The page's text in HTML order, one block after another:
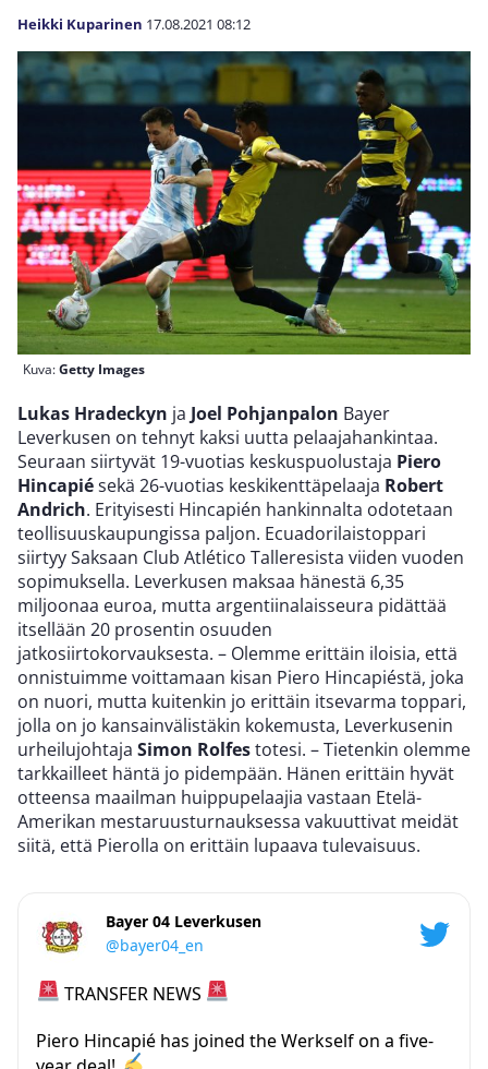
Heikki Kuparinen 17.08.2021 08:12
Kuva:Getty Images
Lukas Hradeckyn ja Joel Pohjanpalon Bayer
Leverkusen on tehnyt kaksi uutta pelaajahankintaa.
Seuraan siirtyvät 19-vuotias keskuspuolustaja Piero
Hincapiésekä 26-vuotias keskikenttäpelaaja Robert
Andrich. Erityisesti Hincapién hankinnalta odotetaan
teollisuuskaupungissa paljon. Ecuadorilaistoppari
siirtyy Saksaan Club Atlético Talleresista viiden vuoden
sopimuksella. Leverkusen maksaa hänestä 6,35
miljoonaa euroa, mutta argentiinalaisseura pidättää
itsellään 20 prosentin osuuden
jatkosiirtokorvauksesta. – Olemme erittäin iloisia, että
onnistuimme voittamaan kisan Piero Hincapiéstä, joka
on nuori, mutta kuitenkin jo erittäin itsevarma toppari,
jolla on jo kansainvälistäkin kokemusta, Leverkusenin
urheilujohtaja Simon Rolfestotesi. – Tietenkin olemme
tarkkailleet häntä jo pidempään. Hänen erittäin hyvät
otteensa maailman huippupelaajia vastaan Etelä-
Amerikan mestaruusturnauksessa vakuuttivat meidät
siitä, että Pierolla on erittäin lupaava tulevaisuus.
Bayer 04 Leverkusen
@bayer04_en
TRANSFER NEWS
Piero Hincapié has joined the Werkself on a five-